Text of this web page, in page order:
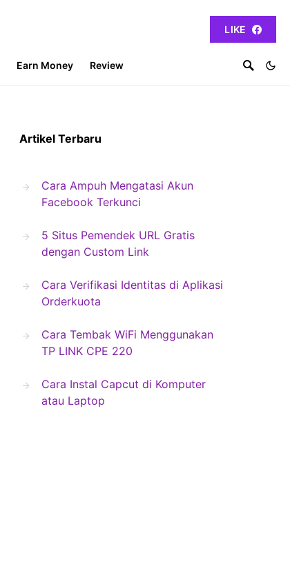
LIKE
Earn Money Review
Artikel Terbaru
Cara Ampuh Mengatasi Akun
Facebook Terkunci
5 Situs Pemendek URL Gratis
dengan Custom Link
Cara Verifikasi Identitas di Aplikasi
Orderkuota
Cara Tembak WiFi Menggunakan
TP LINK CPE 220
Cara Instal Capcut di Komputer
atau Laptop